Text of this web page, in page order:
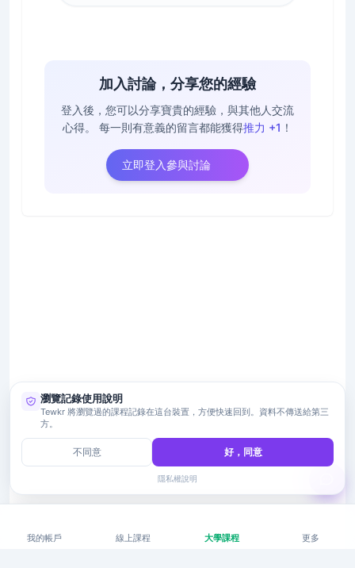
加入討論，分享您的經驗
登入後，您可以分享寶貴的經驗，與其他人交流
心得。
每一則有意義的留言都能獲得推力 +1 ！
立即登入參與討論
我的帳戶 線上課程 大學課程 更多
瀏覽記錄使用說明
Tewkr 將瀏覽過的課程記錄在這台裝置，方便快速回到。資料不傳送給第三
方。
不同意 好，同意
隱私權說明